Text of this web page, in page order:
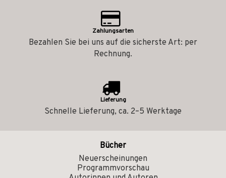
Zahlungsarten
Bezahlen Sie bei uns auf die sicherste Art: per
Rechnung.
Lieferung
Schnelle Lieferung, ca. 2–5 Werktage
Bücher
Neuerscheinungen
Programmvorschau